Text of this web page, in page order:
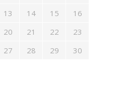
13 14 15
16
20 21 22
23
27 28 29
30